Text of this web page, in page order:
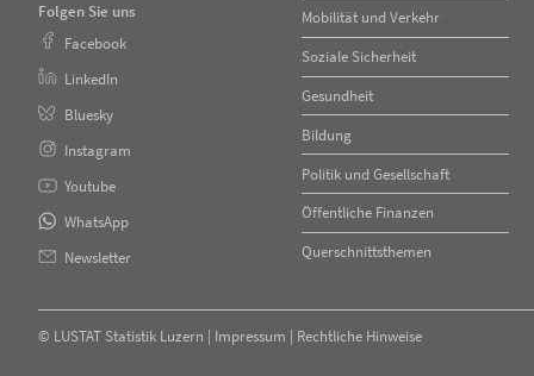
Folgen Sie uns
Facebook
LinkedIn
Bluesky
Instagram
Youtube
WhatsApp
Newsletter
Mobilität und Verkehr
Soziale Sicherheit
Gesundheit
Bildung
Politik und Gesellschaft
Öffentliche Finanzen
Querschnittsthemen
© LUSTAT Statistik Luzern | Impressum | Rechtliche Hinweise